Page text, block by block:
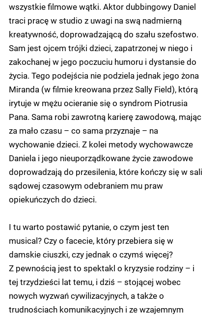
wszystkie filmowe wątki. Aktor dubbingowy Daniel
traci pracę w studio z uwagi na swą nadmierną
kreatywność, doprowadzającą do szału szefostwo.
Sam jest ojcem trójki dzieci, zapatrzonej w niego i
zakochanej w jego poczuciu humoru i dystansie do
życia. Tego podejścia nie podziela jednak jego żona
Miranda (w filmie kreowana przez Sally Field), którą
irytuje w mężu ocieranie się o syndrom Piotrusia
Pana. Sama robi zawrotną karierę zawodową, mając
za mało czasu – co sama przyznaje – na
wychowanie dzieci. Z kolei metody wychowawcze
Daniela i jego nieuporządkowane życie zawodowe
doprowadzają do przesilenia, które kończy się w sali
sądowej czasowym odebraniem mu praw
opiekuńczych do dzieci.
I tu warto postawić pytanie, o czym jest ten
musical? Czy o facecie, który przebiera się w
damskie ciuszki, czy jednak o czymś więcej?
Z pewnością jest to spektakl o kryzysie rodziny – i
tej trzydzieści lat temu, i dziś – stojącej wobec
nowych wyzwań cywilizacyjnych, a także o
trudnościach komunikacyjnych i ze wzajemnym